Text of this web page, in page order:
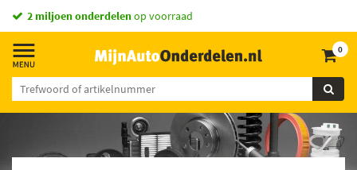
2 miljoen onderdelenop voorraad
0